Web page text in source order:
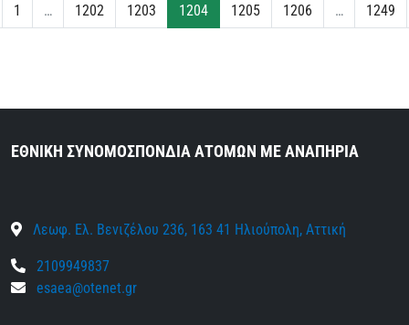
1 … 1202 1203 1204 1205 1206 … 1249
ΕΘΝΙΚΗ ΣΥΝΟΜΟΣΠΟΝΔΙΑ ΑΤΟΜΩΝ ΜΕ ΑΝΑΠΗΡΙΑ
Λεωφ. Ελ. Βενιζέλου 236, 163 41 Ηλιούπολη, Αττική
2109949837
esaea@otenet.gr